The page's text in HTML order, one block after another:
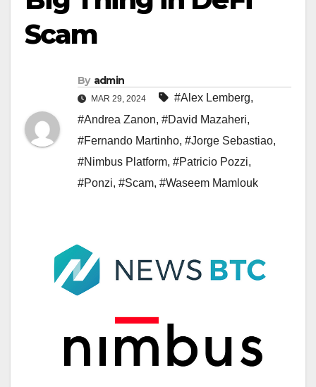
Scam
By admin
MAR 29, 2024 #Alex Lemberg,
#Andrea Zanon, #David Mazaheri,
#Fernando Martinho, #Jorge Sebastiao,
#Nimbus Platform, #Patricio Pozzi,
#Ponzi, #Scam, #Waseem Mamlouk